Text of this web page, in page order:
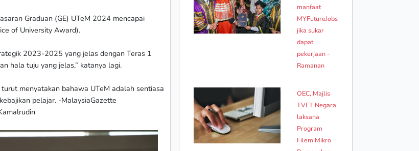
Graduan (GE) UTeM 2024 mencapai
of University Award).
2023-2025 yang jelas dengan Teras 1
hala tuju yang jelas,” katanya lagi.
menyatakan bahawa UTeM adalah sentiasa
pelajar. -MalaysiaGazette
manfaat
MYFutureJobs
jika sukar
dapat
pekerjaan -
Ramanan
OEC, Majlis
TVET Negara
laksana
Program
Filem Mikro